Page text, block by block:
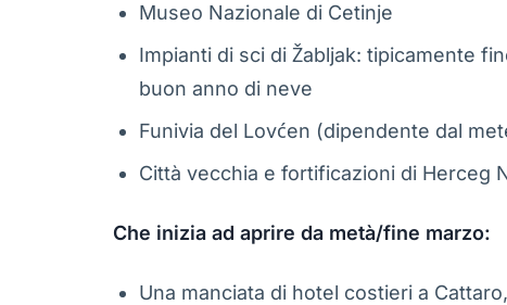
Museo Nazionale di Cetinje
Impianti di sci di Žabljak: tipicamente
buon anno di neve
Funivia del Lovćen (dipendente dal
Città vecchia e fortificazioni di Herceg
Che inizia ad aprire da metà/fine marzo:
Una manciata di hotel costieri a